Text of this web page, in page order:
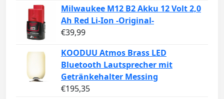
Milwaukee M12 B2 Akku 12 Volt 2,0
Ah Red Li-Ion -Original-
€39,99
KOODUU Atmos Brass LED
Bluetooth Lautsprecher mit
Getränkehalter Messing
€195,35